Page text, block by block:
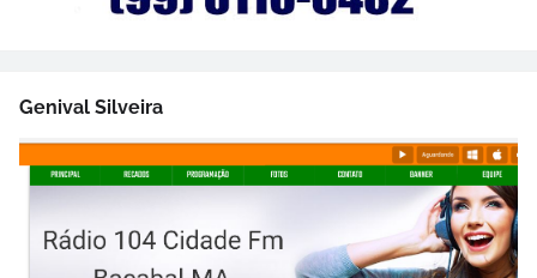
Genival Silveira